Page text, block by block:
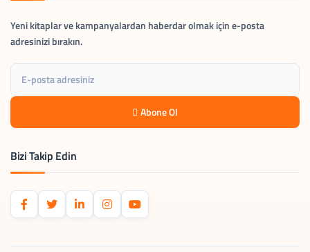
Yeni kitaplar ve kampanyalardan haberdar olmak için e-posta
adresinizi bırakın.
Abone Ol
Bizi Takip Edin